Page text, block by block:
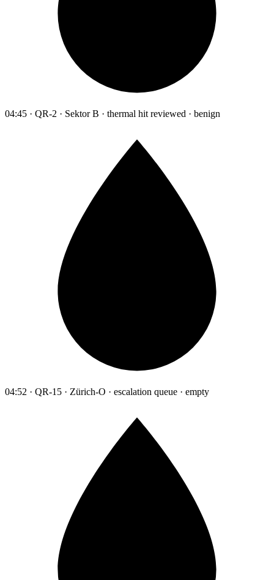
04:45 · QR-2 · Sektor B · thermal hit reviewed · benign
04:52 · QR-15 · Zürich-O · escalation queue · empty